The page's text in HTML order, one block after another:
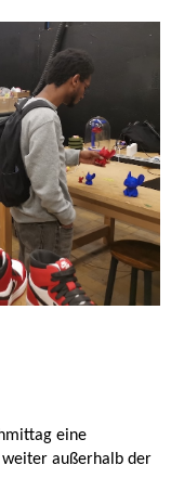
eine
weiter außerhalb der